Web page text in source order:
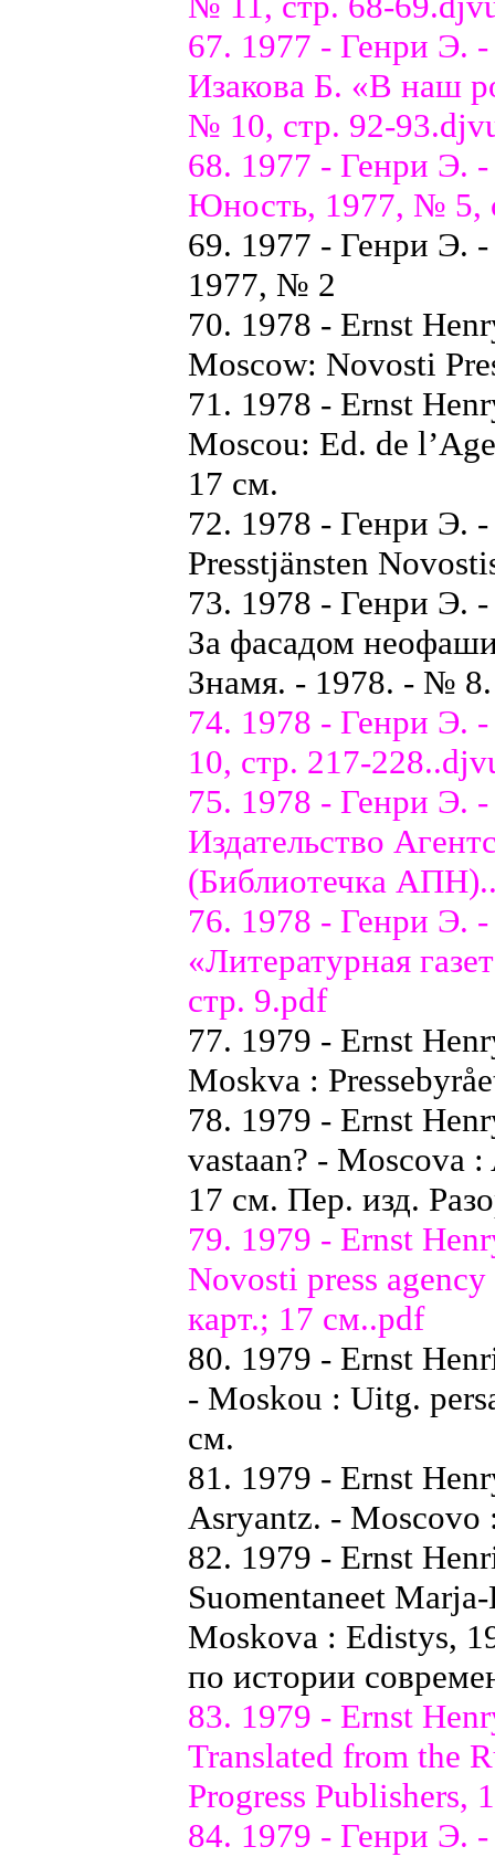
67. 1977 - Генри Э.
Изакова Б. «В наш
№ 10, стр. 92-
68. 1977 - Генри Э.
Юность, 1977, № 5,
69. 1977 - Генри Э.
1977, № 2
70. 1978 - Ernst
Moscow: Novosti
71. 1978 - Ernst
Moscou: Ed. de
17 см.
72. 1978 - Генри Э.
Presstjänsten
73. 1978 - Генри Э.
За фасадом
Знамя. - 1978. - № 8.
74. 1978 - Генри
10, стр. 217-
75. 1978 - Генри Э.
Издательство
(Библиотечка
76. 1978 - Генри Э.
«Литературная
стр. 9.pdf
77. 1979 - Ernst
Moskva :
78. 1979 - Ernst
vastaan? - Moscova
17 см. Пер. изд.
79. 1979 - Ernst
Novosti press
карт.; 17 см..pdf
80. 1979 - Ernst
- Moskou : Uitg.
см.
81. 1979 - Ernst
Asryantz. - Moscovo
82. 1979 - Ernst
Suomentaneet
Moskova : Edistys,
по истории
83. 1979 - Ernst
Translated from the
Progress Publishers,
84. 1979 - Генри Э.